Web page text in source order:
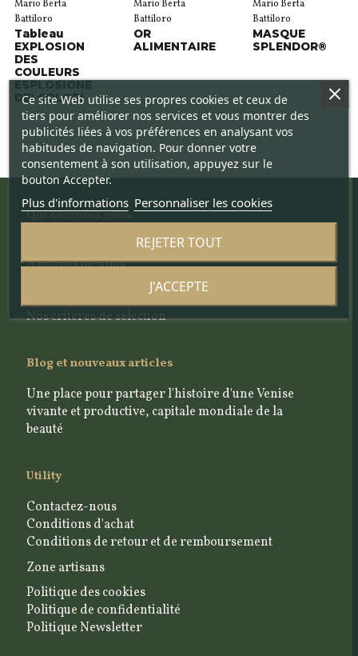
Mario Berta
Battiloro
Tableau
EXPLOSION
DES
COULEURS
DEI COLORI
Mario Berta
Battiloro
OR
ALIMENTAIRE
Mario Berta
Battiloro
MASQUE
SPLENDOR®
Qui sommes nous
À propos de nous
Le comité scientifique
Nos critères de sélection
Blog et nouveaux articles
Une place pour partager l'histoire d'une Venise
vivante et productive, capitale mondiale de la
beauté
Utility
Contactez-nous
Conditions d'achat
Conditions de retour et de remboursement
Zone artisans
Politique des cookies
Politique de confidentialité
Politique Newsletter
Ce site Web utilise ses propres cookies et ceux de
tiers pour améliorer nos services et vous montrer des
publicités liées à vos préférences en analysant vos
habitudes de navigation. Pour donner votre
consentement à son utilisation, appuyez sur le
bouton Accepter.
Plus d'informations Personnaliser les cookies
REJETER TOUT
J'ACCEPTE